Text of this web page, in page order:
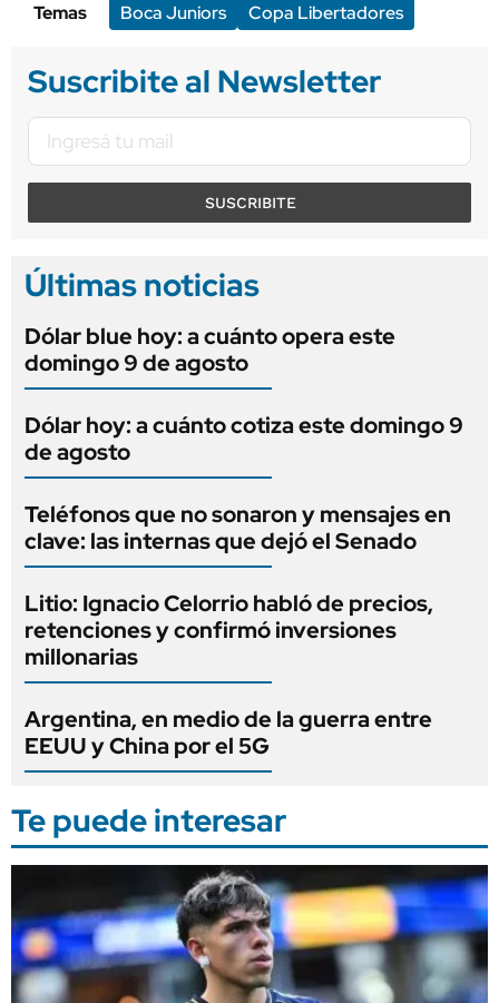
Temas
Boca Juniors Copa Libertadores
Suscribite al Newsletter
SUSCRIBITE
Últimas noticias
Dólar blue hoy: a cuánto opera este
domingo 9 de agosto
Dólar hoy: a cuánto cotiza este domingo 9
de agosto
Teléfonos que no sonaron y mensajes en
clave: las internas que dejó el Senado
Litio: Ignacio Celorrio habló de precios,
retenciones y confirmó inversiones
millonarias
Argentina, en medio de la guerra entre
EEUU y China por el 5G
Te puede interesar